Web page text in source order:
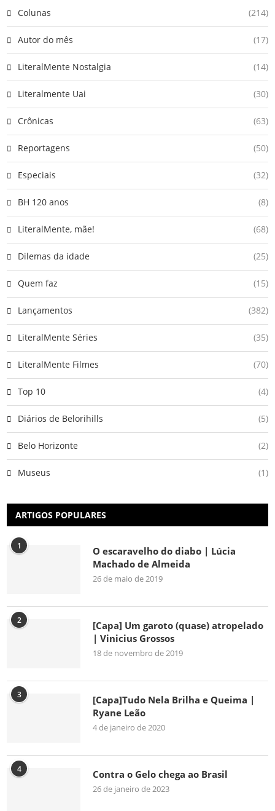
Colunas (214)
Autor do mês (17)
LiteralMente Nostalgia (14)
Literalmente Uai (30)
Crônicas (63)
Reportagens (50)
Especiais (32)
BH 120 anos (8)
LiteralMente, mãe! (68)
Dilemas da idade (25)
Quem faz (15)
Lançamentos (382)
LiteralMente Séries (35)
LiteralMente Filmes (70)
Top 10 (4)
Diários de Belorihills (5)
Belo Horizonte (2)
Museus (1)
ARTIGOS POPULARES
1
O escaravelho do diabo | Lúcia
Machado de Almeida
26 de maio de 2019
2
[Capa] Um garoto (quase) atropelado
| Vinicius Grossos
18 de novembro de 2019
3
[Capa]Tudo Nela Brilha e Queima |
Ryane Leão
4 de janeiro de 2020
4 Contra o Gelo chega ao Brasil
26 de janeiro de 2023